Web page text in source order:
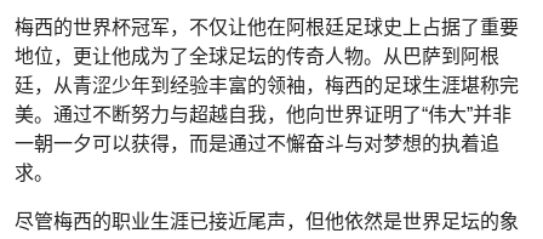
梅西的世界杯冠军，不仅让他在阿根廷足球史上占据了重要
地位，更让他成为了全球足坛的传奇人物。从巴萨到阿根
廷，从青涩少年到经验丰富的领袖，梅西的足球生涯堪称完
美。通过不断努力与超越自我，他向世界证明了“伟大”并非
一朝一夕可以获得，而是通过不懈奋斗与对梦想的执着追
求。
尽管梅西的职业生涯已接近尾声，但他依然是世界足坛的象